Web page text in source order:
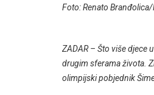
Foto: Renato
ZADAR – Što više djece
drugim sferama života.
olimpijski pobjednik